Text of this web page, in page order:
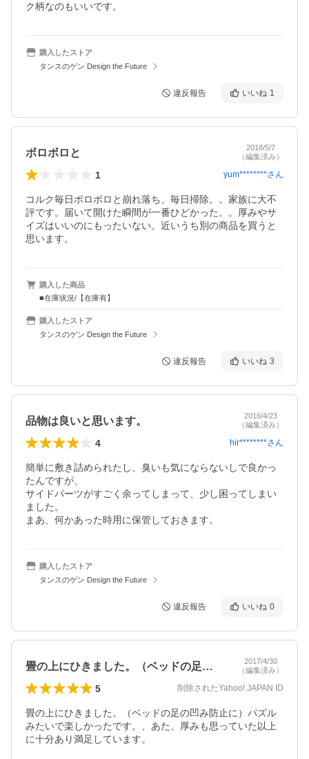
ク柄なのもいいです。
購入したストア
タンスのゲン Design the Future
違反報告 いいね 1
ボロボロと
2018/5/7
（編集済み）
1 yum********さん
コルク毎日ボロボロと崩れ落ち、毎日掃除。。家族に大不
評です。届いて開けた瞬間が一番ひどかった。。厚みやサ
イズはいいのにもったいない。近いうち別の商品を買うと
思います。
購入した商品
■在庫状況/【在庫有】
購入したストア
タンスのゲン Design the Future
違反報告 いいね 3
品物は良いと思います。
2016/4/23
（編集済み）
4 hir********さん
簡単に敷き詰められたし、臭いも気にならないしで良かっ
たんですが、
サイドパーツがすごく余ってしまって、少し困ってしまい
ました。
まあ、何かあった時用に保管しておきます。
購入したストア
タンスのゲン Design the Future
違反報告 いいね 0
畳の上にひきました。（ベッドの足の凹み…
2017/4/30
（編集済み）
5 削除されたYahoo! JAPAN ID
畳の上にひきました。（ベッドの足の凹み防止に）パズル
みたいで楽しかったです。、あた、厚みも思っていた以上
に十分あり満足しています。